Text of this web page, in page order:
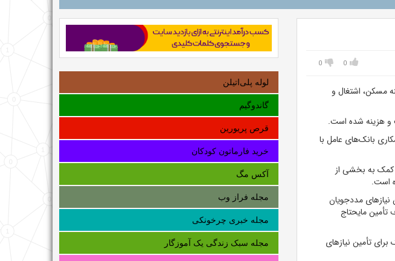
0
0
۲ هزار میلیارد تومان در زمینه مسکن، اشتغال و
و هزینه شده است.
بانک‌های عامل با
کمک به بخشی از
مددجویان
مایحتاج
تأمین نیاز‌های
لوله‌ پلی‌اتیلن
گاندوگیم
قرص پریورین
خرید فارماتون کودکان
آکس مگ
مجله فراز وب
مجله خبری چرخونکی
مجله سبک زندگی یک آموزگار